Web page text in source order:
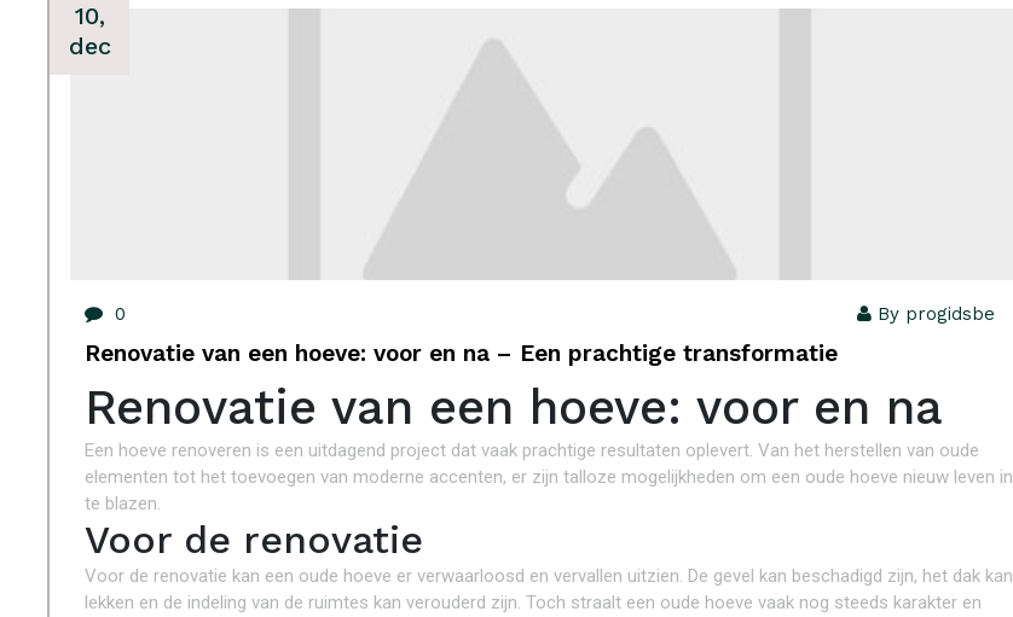
10,
dec
0 By progidsbe
Renovatie van een hoeve: voor en na – Een prachtige transformatie
Renovatie van een hoeve: voor en na
Een hoeve renoveren is een uitdagend project dat vaak prachtige resultaten oplevert. Van het herstellen van oude
elementen tot het toevoegen van moderne accenten, er zijn talloze mogelijkheden om een oude hoeve nieuw leven in
te blazen.
Voor de renovatie
Voor de renovatie kan een oude hoeve er verwaarloosd en vervallen uitzien. De gevel kan beschadigd zijn, het dak kan
lekken en de indeling van de ruimtes kan verouderd zijn. Toch straalt een oude hoeve vaak nog steeds karakter en